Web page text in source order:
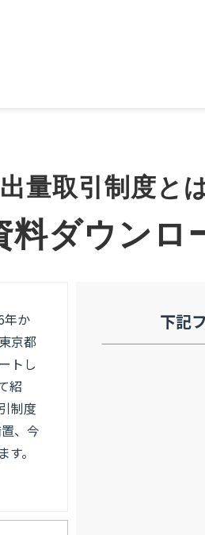
出量取引制度と
料ダウンロ
年か
京都
トし
紹
制度
、今
。
下記